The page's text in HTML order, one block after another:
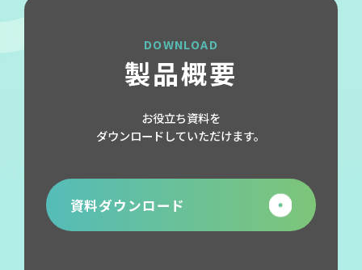
DOWNLOAD
製品概要
お役立ち資料を
ダウンロードしていただけます。
資料ダウンロード